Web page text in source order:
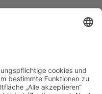
jeder ein